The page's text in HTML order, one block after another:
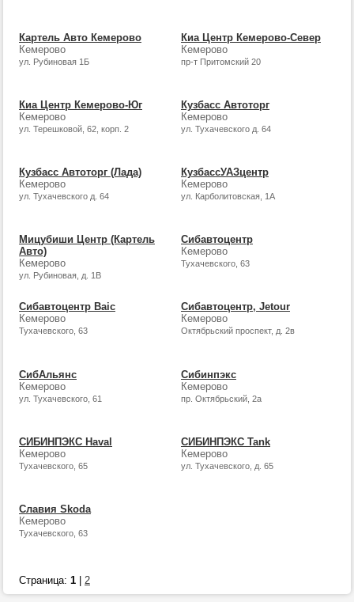
Картель Авто Кемерово
Кемерово
ул. Рубиновая 1Б
Киа Центр Кемерово-Север
Кемерово
пр-т Притомский 20
Киа Центр Кемерово-Юг
Кемерово
ул. Терешковой, 62, корп. 2
Кузбасс Автоторг
Кемерово
ул. Тухачевского д. 64
Кузбасс Автоторг (Лада)
Кемерово
ул. Тухачевского д. 64
КузбассУАЗцентр
Кемерово
ул. Карболитовская, 1А
Мицубиши Центр (Картель
Авто)
Кемерово
ул. Рубиновая, д. 1В
Сибавтоцентр
Кемерово
Тухачевского, 63
Сибавтоцентр Baic
Кемерово
Тухачевского, 63
Сибавтоцентр, Jetour
Кемерово
Октябрьский проспект, д. 2в
СибАльянс
Кемерово
ул. Тухачевского, 61
Сибинпэкс
Кемерово
пр. Октябрьский, 2а
СИБИНПЭКС Haval
Кемерово
Тухачевского, 65
СИБИНПЭКС Tank
Кемерово
ул. Тухачевского, д. 65
Славия Skoda
Кемерово
Тухачевского, 63
Страница: 1 2